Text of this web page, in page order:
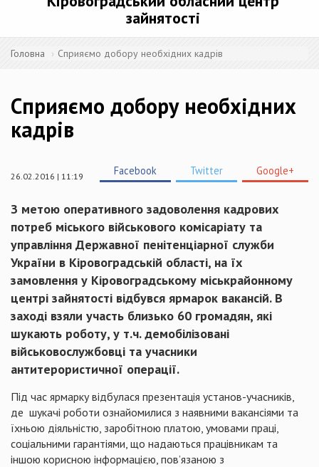
зайнятості
Головна Сприяємо добору необхідних кадрів
Сприяємо добору необхідних
кадрів
26.02.2016 | 11:19 Facebook Twitter Google+
З метою оперативного задоволення кадрових
потреб міського військового комісаріату та
управління Державної пенітенціарної служби
України в Кіровоградській області, на їх
замовлення у Кіровоградському міськрайонному
центрі зайнятості відбувся ярмарок вакансій. В
заході взяли участь близько 60 громадян, які
шукають роботу, у т.ч. демобілізовані
військовослужбовці та учасники
антитерористичної операції.
Під час ярмарку відбулася презентація установ-учасників,
де шукачі роботи ознайомилися з наявними вакансіями та
їхньою діяльністю, заробітною платою, умовами праці,
соціальними гарантіями, що надаються працівникам та
іншою корисною інформацією, пов’язаною з